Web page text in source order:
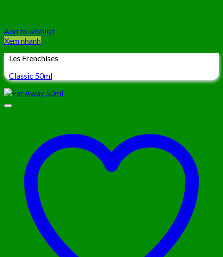
Add to wishlist
Xem nhanh
Les Frenchises
Classic 50ml